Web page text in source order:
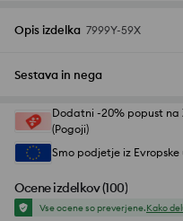
Opis izdelka 7999Y-59X
Sestava in nega
Dodatni -20% popust na
(Pogoji)
Smo podjetje iz Evropske
Ocene izdelkov(100)
Vse ocene so preverjene.Kako